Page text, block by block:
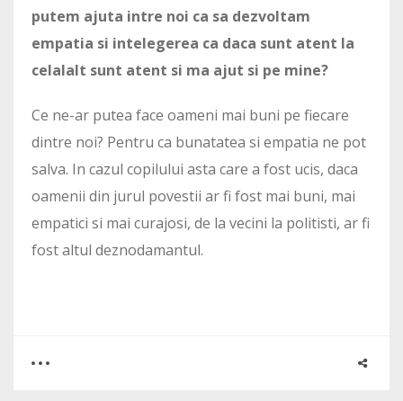
putem ajuta intre noi ca sa dezvoltam
empatia si intelegerea ca daca sunt atent la
celalalt sunt atent si ma ajut si pe mine?
Ce ne-ar putea face oameni mai buni pe fiecare
dintre noi? Pentru ca bunatatea si empatia ne pot
salva. In cazul copilului asta care a fost ucis, daca
oamenii din jurul povestii ar fi fost mai buni, mai
empatici si mai curajosi, de la vecini la politisti, ar fi
fost altul deznodamantul.